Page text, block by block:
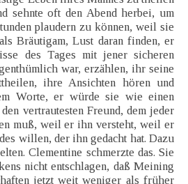
sehnte oft den Abend herbei, um
plaudern zu können, weil sie
Bräutigam, Lust daran finden, er
des Tages mit jener sicheren
war, erzählen, ihr seine
ihre Ansichten hören und
Worte, er würde sie wie einen
vertrautesten Freund, dem jeder
muß, weil er ihn versteht, weil er
willen, der ihn gedacht hat. Dazu
Clementine schmerzte das. Sie
nicht entschlagen, daß Meining
jetzt weit weniger als früher